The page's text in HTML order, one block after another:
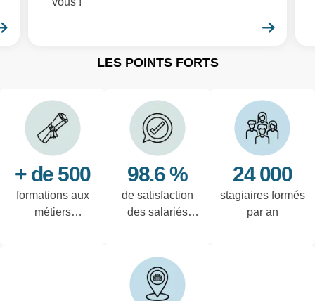
LES POINTS FORTS
+ de 500
formations aux
métiers
98.6 %
de satisfaction
des salariés
24 000
stagiaires formés
par an